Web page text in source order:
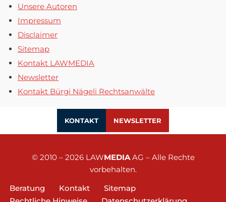
Unsere Autoren
Impressum
Disclaimer
Sitemap
Kontakt LAWMEDIA
Newsletter
Kontakt Bürgi Nägeli Rechtsanwälte
KONTAKT NEWSLETTER
© 2010 – 2026 LAWMEDIAAG – Alle Rechte
vorbehalten.
Beratung
Kontakt
Sitemap